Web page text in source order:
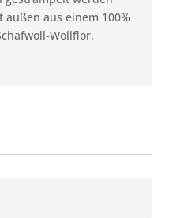
außen aus einem 100%
Wollflor.